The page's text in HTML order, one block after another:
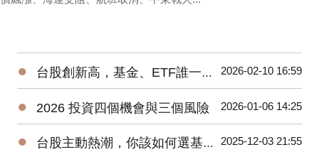
● 台股創新高，基金、ETF誰一馬當先 2026-02-10 16:59
● 2026 投資四個機會與三個風險 2026-01-06 14:25
● 台股主動熱潮，你該如何選基金、ETF? 2025-12-03 21:55